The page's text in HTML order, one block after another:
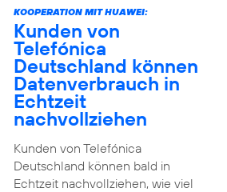
KOOPERATION MIT HUAWEI:
Kunden von
Telefónica
Deutschland können
Datenverbrauch in
Echtzeit
nachvollziehen
Kunden von Telefónica
Deutschland können bald in
Echtzeit nachvollziehen, wie viel